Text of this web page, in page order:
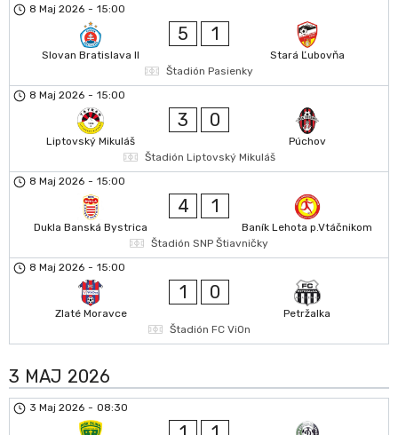
8 Maj 2026 - 15:00
Slovan Bratislava II
5 1
Stará Ľubovňa
Štadión Pasienky
8 Maj 2026 - 15:00
Liptovský Mikuláš
3 0
Púchov
Štadión Liptovský Mikuláš
8 Maj 2026 - 15:00
Dukla Banská Bystrica
4 1
Baník Lehota p.Vtáčnikom
Štadión SNP Štiavničky
8 Maj 2026 - 15:00
Zlaté Moravce
1 0
Petržalka
Štadión FC ViOn
3 MAJ 2026
3 Maj 2026 - 08:30